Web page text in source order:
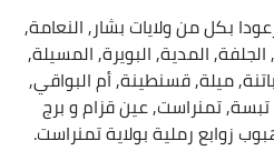
بكل من ولايات بشار, النعامة,
المدية, البويرة, المسيلة,
ميلة, قسنطينة, أم البواقي,
تمنراست, عين قزام و برج
زوابع رملية بولاية تمنراست.